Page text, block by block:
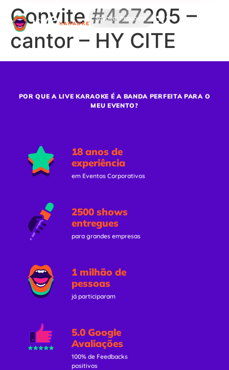
Solicitar Proposta
Convite #427205 –
cantor – HY CITE
POR QUE A LIVE KARAOKE É A BANDA PERFEITA PARA O
MEU EVENTO?
18 anos de
experiência
em Eventos Corporativos
2500 shows
entregues
para grandes empresas
1 milhão de
pessoas
já participaram
5.0 Google
Avaliações
100% de Feedbacks
positivos